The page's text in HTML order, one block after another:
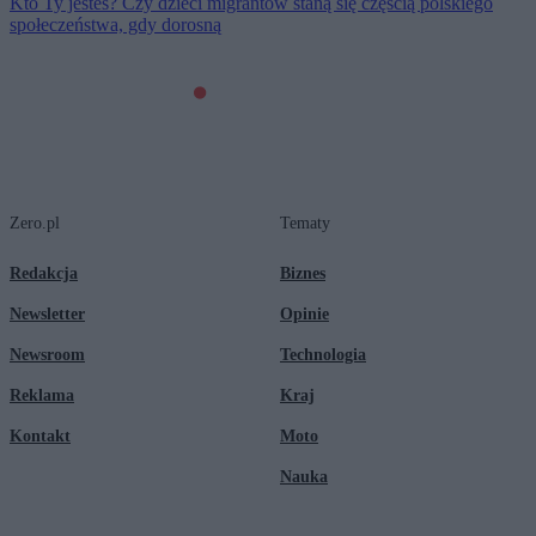
społeczeństwa, gdy dorosną
Zero.pl
Redakcja
Newsletter
Newsroom
Reklama
Kontakt
Tematy
Biznes
Opinie
Technologia
Kraj
Moto
Nauka